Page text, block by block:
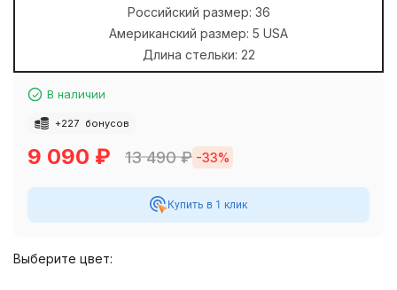
Российский размер: 36
Американский размер: 5 USA
Длина стельки: 22
В наличии
+227 бонусов
9 090 ₽ 13 490₽ -33%
Купить в 1 клик
Выберите цвет: